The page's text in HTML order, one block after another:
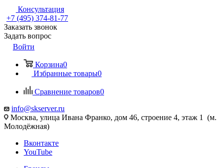
Консультация
+7 (495) 374-81-77
Заказать звонок
Задать вопрос
Войти
Корзина0
Избранные товары0
Сравнение товаров0
info@skserver.ru
Москва, улица Ивана Франко, дом 46, строение 4, этаж 1 (м.
Молодёжная)
Вконтакте
YouTube